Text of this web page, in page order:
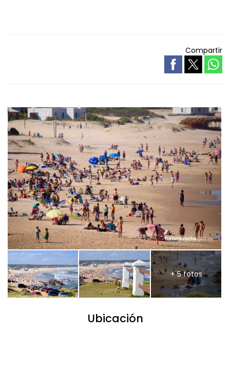
Compartir
+ 5 fotos
Ubicación